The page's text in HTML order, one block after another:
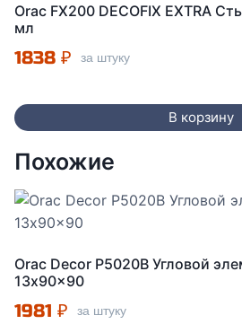
Orac FX200 DECOFIX EXTRA
мл
1838 ₽ за штуку
В корзину
Похожие
Orac Decor P5020B Угловой
13x90x90
1981 ₽ за штуку